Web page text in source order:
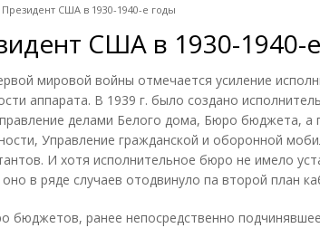
Президент США в 1930-1940-е годы
США в 1930-1940-
мировой войны отмечается усиление
аппарата. В 1939 г. было создано
делами Белого дома, Бюро бюджета, а
Управление гражданской и оборонной
И хотя исполнительное бюро не имело
оно в ряде случаев отодвинуло па второй план
бюджетов, ранее непосредственно